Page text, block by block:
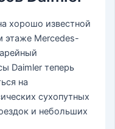
хорошо известной
этаже Mercedes-
Daimler теперь
на
сухопутных
и небольших